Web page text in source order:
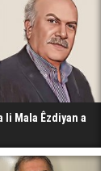
Mala Êzdiyan a